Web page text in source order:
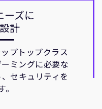
ーズに
計
プトップクラス
ミングに必要な
セキュリティを